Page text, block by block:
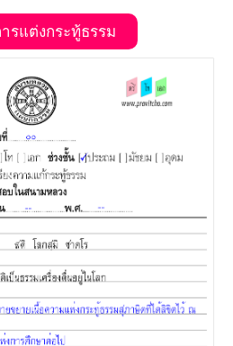
รแต่งกระทู้ธรรม